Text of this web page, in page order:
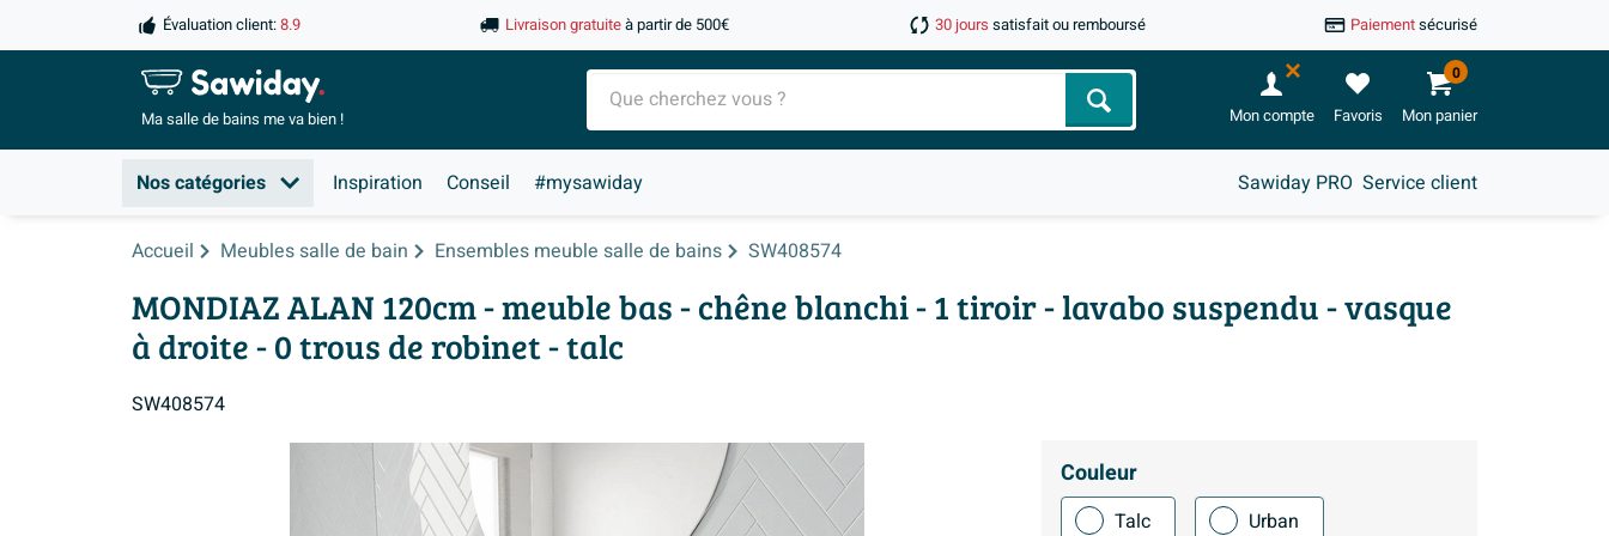
Évaluation client:8.9 Livraison gratuiteà partir de 500€ 30 jours satisfait ou remboursé Paiementsécurisé
Ma salle debains me va bien ! Chercher Mon compte Favoris Mon panier
0
Nos catégories Inspiration Conseil #mysawiday Sawiday PRO Service client
Accueil Meubles salle de bain Ensembles meuble salle de bains SW408574
MONDIAZ ALAN 120cm - meuble bas - chêne blanchi - 1 tiroir - lavabo suspendu - vasque
à droite - 0 trous de robinet - talc
SW408574
Couleur
Talc Urban